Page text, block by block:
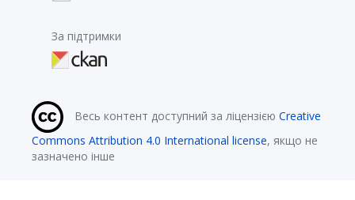
За підтримки
Весь контент доступний за ліцензією Creative
Commons Attribution 4.0 International license, якщо не
зазначено інше